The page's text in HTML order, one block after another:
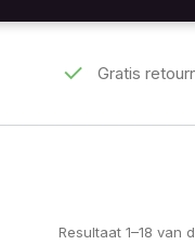
Gratis
Resultaat 1–18 van